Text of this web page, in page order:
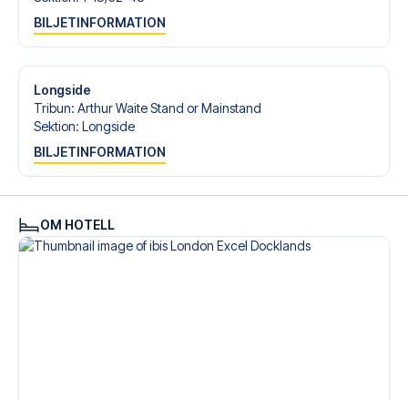
BILJETINFORMATION
Longside
Tribun: Arthur Waite Stand or Mainstand
Sektion: Longside
BILJETINFORMATION
OM HOTELL